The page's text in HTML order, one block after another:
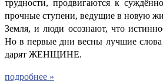
трудности, продвигаются к
прочные ступени, ведущие в новую
Земля, и люди осознают, что
Но в первые дни весны лучшие
дарят ЖЕНЩИНЕ.
подробнее »